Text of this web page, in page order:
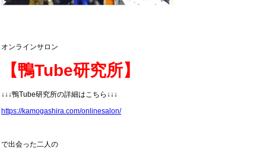
オンラインサロン
【鴨Tube研究所】
↓↓↓鴨Tube研究所の詳細はこちら↓↓↓
https://kamogashira.com/onlinesalon/
で出会った二人の